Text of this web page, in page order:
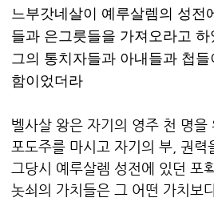
느부갓네살이 예루살렘의 성전
들과 은그릇들을 가져오라고
그의 통치자들과 아내들과 첩
함이었더라
벨사살 왕은 자기의 영주 천 명을
포도주를 마시고 자기의 부, 권력
그당시 예루살렘 성전에 있던 포
놋쇠의 가치들은 그 어떤 가치보